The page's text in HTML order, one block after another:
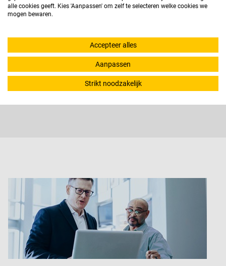
alle cookies geeft. Kies 'Aanpassen' om zelf te selecteren welke cookies we
mogen bewaren.
Accepteer alles
Aanpassen
Strikt noodzakelijk